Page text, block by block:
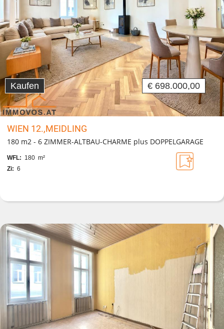
Kaufen € 698.000,00
WIEN 12.,MEIDLING
180 m2 - 6 ZIMMER-ALTBAU-CHARME plus DOPPELGARAGE
WFL: 180 m²
Zi: 6